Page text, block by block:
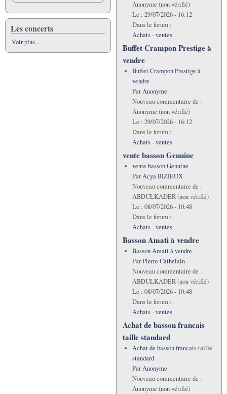
Les concerts
Voir plus...
Anonyme (non vérifié)
Le : 29/07/2026 - 16:12
Dans le forum :
Achats - ventes
Buffet Crampon Prestige à
vendre
Buffet Crampon Prestige à
vendre
ParAnonyme
Nouveau commentaire de :
Anonyme (non vérifié)
Le : 29/07/2026 - 16:12
Dans le forum :
Achats - ventes
vente basson Genuine
vente basson Genuine
ParAcya BIZIEUX
Nouveau commentaire de :
ABDULKADER (non vérifié)
Le : 08/07/2026 - 10:48
Dans le forum :
Achats - ventes
Basson Amati à vendre
Basson Amati à vendre
ParPierre Cathelain
Nouveau commentaire de :
ABDULKADER (non vérifié)
Le : 08/07/2026 - 10:48
Dans le forum :
Achats - ventes
Achat de basson francais
taille standard
Achat de basson francais taille
standard
ParAnonyme
Nouveau commentaire de :
Anonyme (non vérifié)